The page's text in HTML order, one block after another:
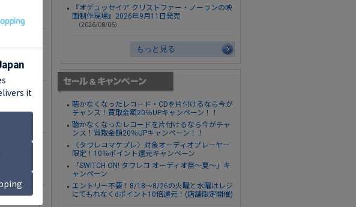
『オデュッセイア クリストファー・ノーランの映
画制作現場』2026年9月11日発売
（2026/08/06）
もっと見る
聴かなくなったレコード・CDを片付けるなら今が
チャンス！買取金額20％UPキャンペーン！！
聴かなくなったレコードを片付けるなら今がチャ
ンス！買取金額20％UPキャンペーン！！
〈タワレコマケプレ〉対象オーディオプレーヤー
限定！10％ポイント還元キャンペーン
「SWITCH ON! タワレコ オーディオ祭～夏～」キ
ャンペーン
エントリー不要！8/18～8/26の火曜と水曜はレジ
にてもれなくdポイント10倍還元！(店舗限定開催)